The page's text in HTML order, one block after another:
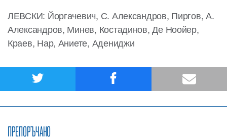
ЛЕВСКИ: Йоргачевич, С. Александров, Пиргов, А.
Александров, Минев, Костадинов, Де Ноойер,
Краев, Нар, Аниете, Адениджи
ПРЕПОРЪЧАНО